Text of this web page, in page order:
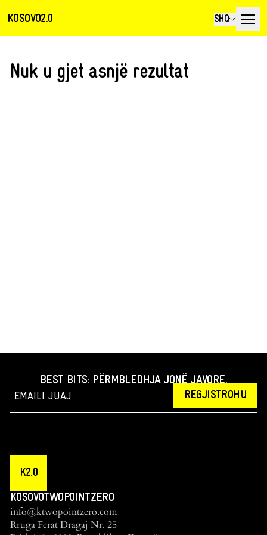
KOSOVO2.0 SHQ
Nuk u gjet asnjë rezultat
BEST BITS: PËRMBLEDHJA JONË JAVORE.
REGJISTROHU
K2.0
KOSOVOTWOPOINTZERO
info@ktwopointzero.com
Rruga Ferat Dragaj Nr. 25